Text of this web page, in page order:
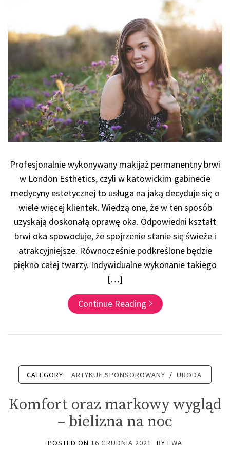
Profesjonalnie wykonywany makijaż permanentny brwi
w London Esthetics, czyli w katowickim gabinecie
medycyny estetycznej to usługa na jaką decyduje się o
wiele więcej klientek. Wiedzą one, że w ten sposób
uzyskają doskonałą oprawę oka. Odpowiedni kształt
brwi oka spowoduje, że spojrzenie stanie się świeże i
atrakcyjniejsze. Równocześnie podkreślone będzie
piękno całej twarzy. Indywidualne wykonanie takiego
[…]
Continue Reading
CATEGORY: ARTYKUŁ SPONSOROWANY / URODA
Komfort oraz markowy wygląd
– bielizna na noc
POSTED ON 16 GRUDNIA 2021 BY EWA